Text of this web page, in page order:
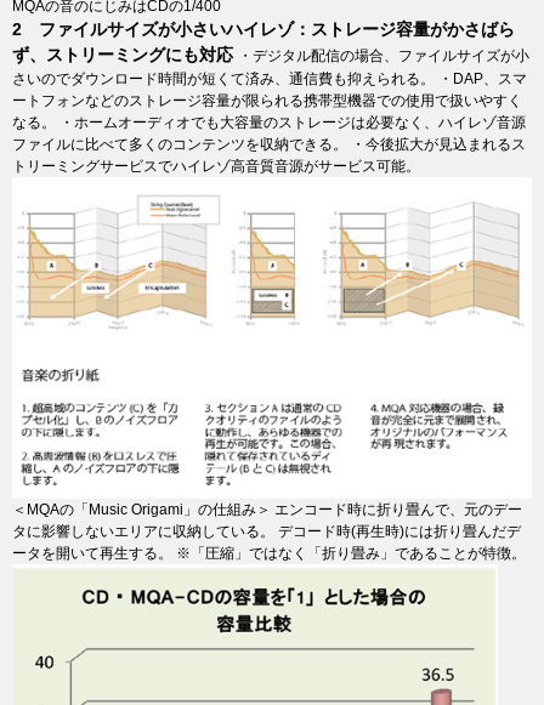
MQAの音のにじみはCDの1/400
2 ファイルサイズが小さいハイレゾ：ストレージ容量がかさばら
ず、ストリーミングにも対応
・デジタル配信の場合、ファイルサイズが小
さいのでダウンロード時間が短くて済み、通信費も抑えられる。 ・DAP、スマ
ートフォンなどのストレージ容量が限られる携帯型機器での使用で扱いやすく
なる。 ・ホームオーディオでも大容量のストレージは必要なく、ハイレゾ音源
ファイルに比べて多くのコンテンツを収納できる。 ・今後拡大が見込まれるス
トリーミングサービスでハイレゾ高音質音源がサービス可能。
＜MQAの「Music Origami」の仕組み＞ エンコード時に折り畳んで、元のデー
タに影響しないエリアに収納している。 デコード時(再生時)には折り畳んだデ
ータを開いて再生する。 ※「圧縮」ではなく「折り畳み」であることが特徴。